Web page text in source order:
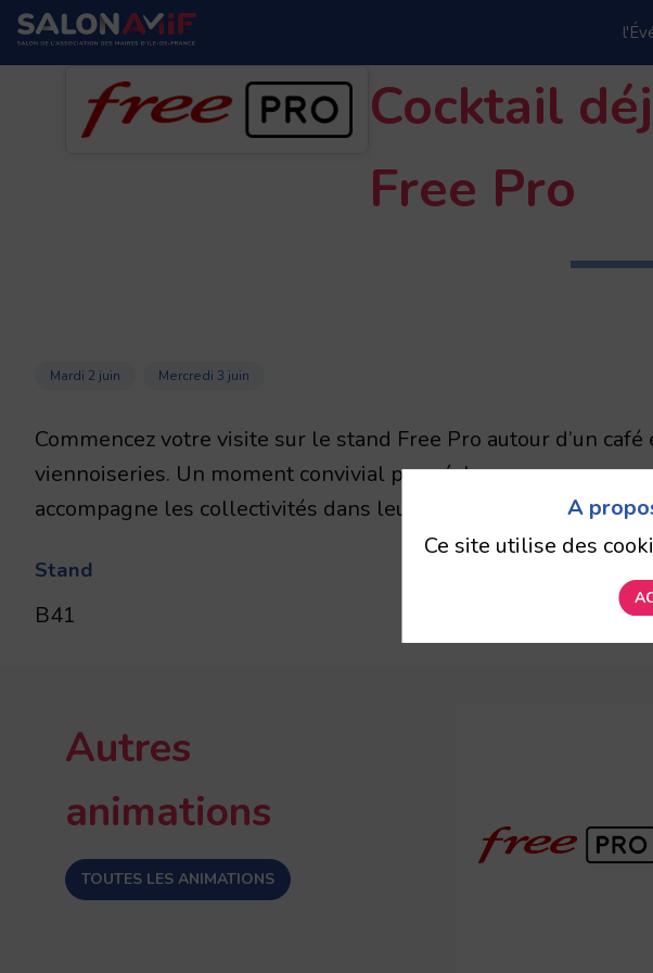
Cocktail
Free Pro
Mardi 2 juin Mercredi 3 juin
Commencez votre visite sur le stand Free Pro autour d’un
viennoiseries. Un moment convivial pour échanger avec nos
accompagne les collectivités dans leurs enjeux de
Stand
B41
Autres
animations
TOUTES LES ANIMATIONS
A
Ce site utilise des